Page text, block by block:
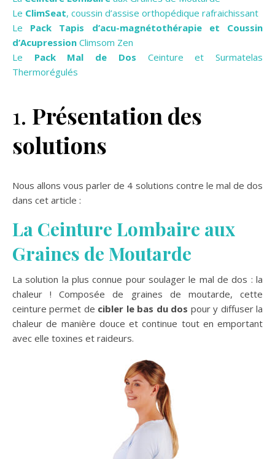
Le ClimSeat, coussin d’assise orthopédique rafraichissant
Le Pack Tapis d’acu-magnétothérapie et Coussin
d’Acupression Climsom Zen
Le Pack Mal de Dos Ceinture et Surmatelas
Thermorégulés
1. Présentation des
solutions
Nous allons vous parler de 4 solutions contre le mal de dos
dans cet article :
La Ceinture Lombaire aux
Graines de Moutarde
La solution la plus connue pour soulager le mal de dos : la
chaleur ! Composée de graines de moutarde, cette
ceinture permet de cibler le bas du dos pour y diffuser la
chaleur de manière douce et continue tout en emportant
avec elle toxines et raideurs.